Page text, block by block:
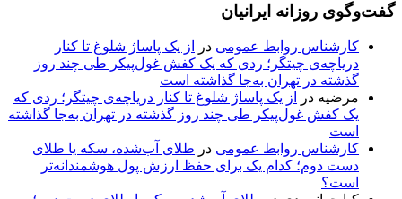
گفت‌وگوی روزانه ایرانیان
کارشناس روابط عمومی در
از یک پاساژ شلوغ تا کنار
دریاچه‌ی چیتگر؛ ردی که یک کفش غول‌پیکر طی چند روز
گذشته در تهران به‌جا گذاشته است
مرضیه در
از یک پاساژ شلوغ تا کنار دریاچه‌ی چیتگر؛ ردی که
یک کفش غول‌پیکر طی چند روز گذشته در تهران به‌جا گذاشته
است
کارشناس روابط عمومی در طلای آب‌شده، سکه یا طلای
دست دوم؛ کدام یک برای حفظ ارزش پول هوشمندانه‌تر
است؟